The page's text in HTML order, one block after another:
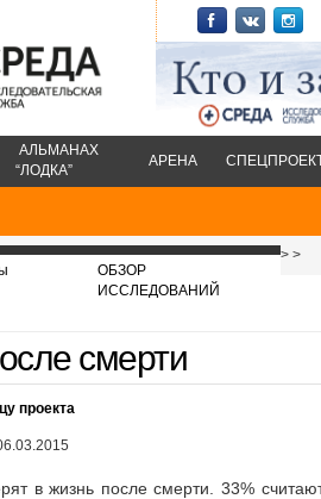
АЛЬМАНАХ
“ЛОДКА”
АРЕНА
>
ОБЗОР
ИССЛЕДОВАНИЙ
>
смерти
проекта
в жизнь после смерти.
33%